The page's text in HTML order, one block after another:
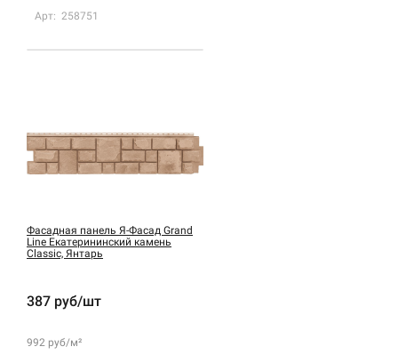
Арт: 258751
Фасадная панель Я-Фасад Grand
Line Екатерининский камень
Classic, Янтарь
387 руб/шт
992 руб/м²